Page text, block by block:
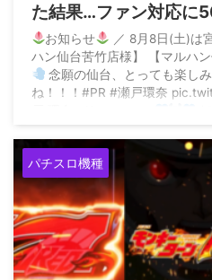
た結果…ファン対応に
お知らせ ／ 8月8日(土)は
ハン仙台苦竹店様】 【マルハ
念願の仙台、とっても楽し
ね！！！#PR #瀬戸環奈
パチスロ機種